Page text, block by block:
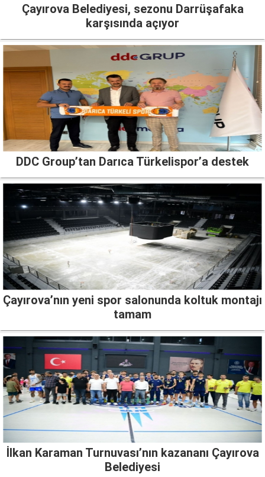
Çayırova Belediyesi, sezonu Darrüşafaka
karşısında açıyor
DDC Group’tan Darıca Türkelispor’a destek
Çayırova’nın yeni spor salonunda koltuk montajı
tamam
İlkan Karaman Turnuvası’nın kazananı Çayırova
Belediyesi